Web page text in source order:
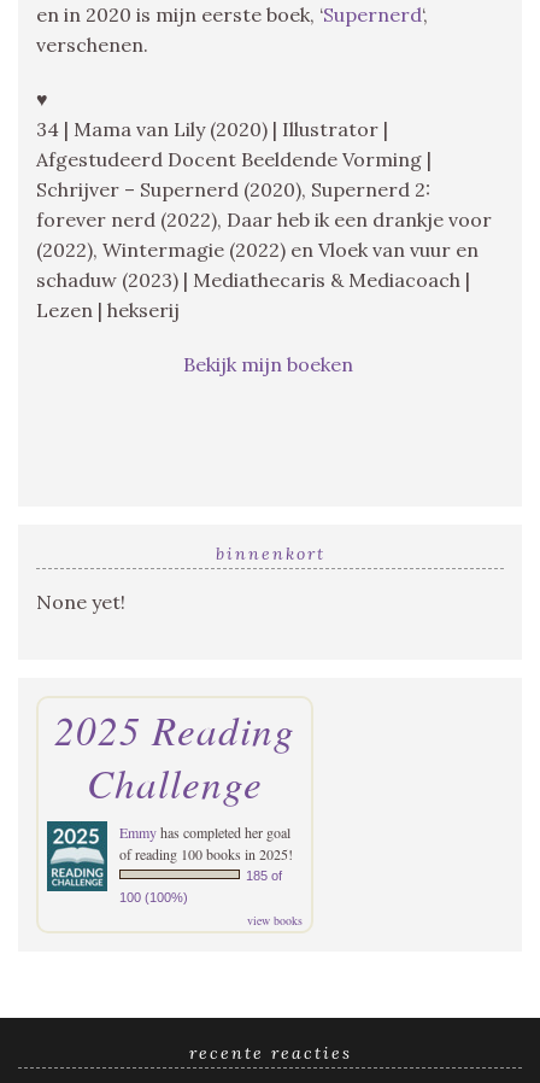
en in 2020 is mijn eerste boek, ‘Supernerd‘,
verschenen.
♥
34 | Mama van Lily (2020) | Illustrator |
Afgestudeerd Docent Beeldende Vorming |
Schrijver – Supernerd (2020), Supernerd 2:
forever nerd (2022), Daar heb ik een drankje voor
(2022), Wintermagie (2022) en Vloek van vuur en
schaduw (2023) | Mediathecaris & Mediacoach |
Lezen | hekserij
Bekijk mijn boeken
binnenkort
None yet!
2025 Reading
Challenge
Emmyhas completed her goal
of reading 100 books in 2025!
185 of
100 (100%)
view books
recente reacties